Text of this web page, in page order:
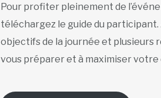
Pour profiter pleinement de
téléchargez le guide du
objectifs de la journée et plusieurs
vous préparer et à maximiser